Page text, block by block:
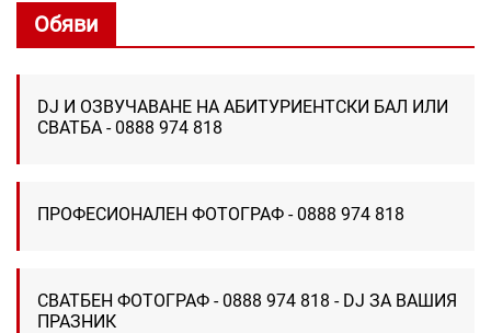
Обяви
DJ И ОЗВУЧАВАНЕ НА АБИТУРИЕНТСКИ БАЛ ИЛИ
СВАТБА - 0888 974 818
ПРОФЕСИОНАЛЕН ФОТОГРАФ - 0888 974 818
СВАТБЕН ФОТОГРАФ - 0888 974 818 - DJ ЗА ВАШИЯ
ПРАЗНИК